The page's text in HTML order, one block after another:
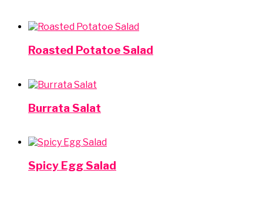
Roasted Potatoe Salad
Burrata Salat
Spicy Egg Salad